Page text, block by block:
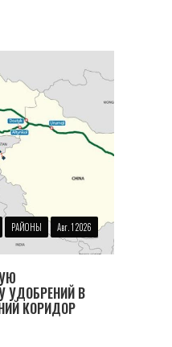
РАЙОНЫ Авг. 1 2026
УДОБРЕНИЙ В
КОРИДОР